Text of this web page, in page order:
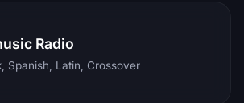
Radio
Spanish, Latin, Crossover